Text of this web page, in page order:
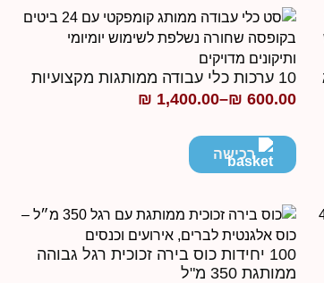
10 ערכות כלי עבודה ממותגות מקצועיות
₪ 600.00
–
₪ 1,400.00
טווח
מחירים:
עד
רכישה
100 יחידות כוס בירה זכוכית רגל גבוהה
ממותגת 350 מ"ל